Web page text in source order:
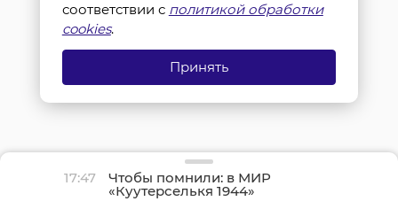
17:47 Чтобы помнили: в МИР
«Куутерселькя 1944»
реконструкторы снова
соответствии с политикой обработки
cookies.
Принять